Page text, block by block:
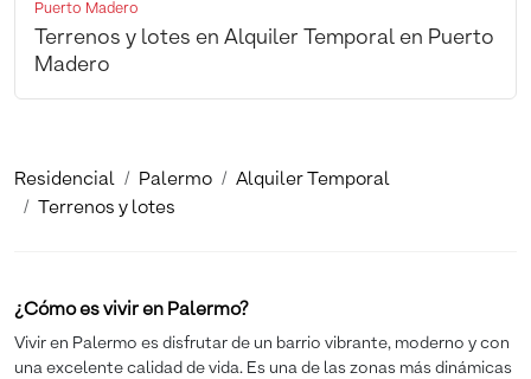
Puerto Madero
Terrenos y lotes en Alquiler Temporal en Puerto
Madero
Residencial Palermo
Alquiler Temporal
Terrenos y lotes
¿Cómo es vivir en Palermo?
Vivir en Palermo es disfrutar de un barrio vibrante, moderno y con
una excelente calidad de vida. Es una de las zonas más dinámicas